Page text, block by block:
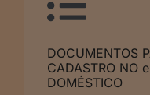
DOCUMENTOS
CADASTRO NO
DOMÉSTICO